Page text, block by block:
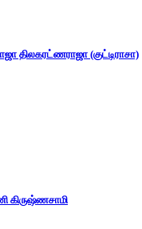
திலகரட்ணராஜா (குட்டிராசா)
கிருஷ்ணசாமி